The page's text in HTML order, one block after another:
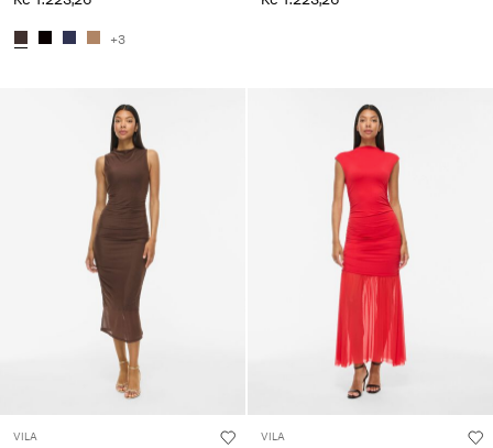
+3
VILA VILA